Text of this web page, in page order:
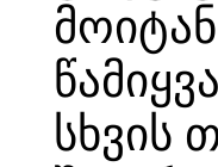
სხვის